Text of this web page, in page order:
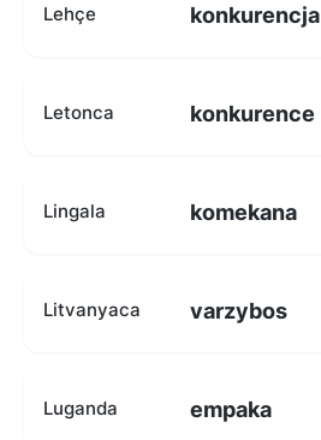
Lehçe konkurencja
Letonca konkurence
Lingala komekana
Litvanyaca varzybos
Luganda empaka